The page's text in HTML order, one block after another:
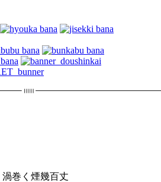
巻く煙幾百丈